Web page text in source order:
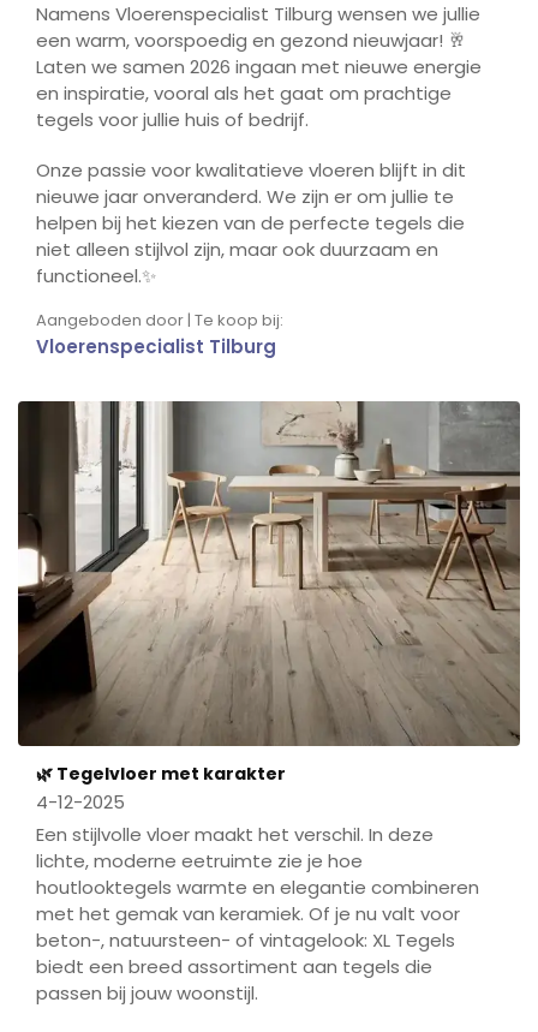
Namens Vloerenspecialist Tilburg wensen we jullie
een warm, voorspoedig en gezond nieuwjaar! 🥂
Laten we samen 2026 ingaan met nieuwe energie
en inspiratie, vooral als het gaat om prachtige
tegels voor jullie huis of bedrijf.
Onze passie voor kwalitatieve vloeren blijft in dit
nieuwe jaar onveranderd. We zijn er om jullie te
helpen bij het kiezen van de perfecte tegels die
niet alleen stijlvol zijn, maar ook duurzaam en
functioneel.✨
Aangeboden door | Te koop bij:
Vloerenspecialist Tilburg
🌿 Tegelvloer met karakter
4-12-2025
Een stijlvolle vloer maakt het verschil. In deze
lichte, moderne eetruimte zie je hoe
houtlooktegels warmte en elegantie combineren
met het gemak van keramiek. Of je nu valt voor
beton-, natuursteen- of vintagelook: XL Tegels
biedt een breed assortiment aan tegels die
passen bij jouw woonstijl.